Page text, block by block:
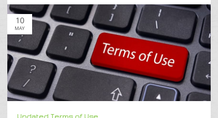
10
MAY
Updated Terms of Use